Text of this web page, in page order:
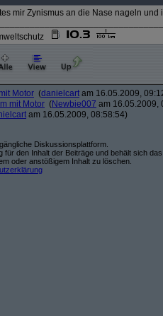
mir Zynismus an die Nase nageln
Motor (danielcart am 16.05.2009,
mit Motor (Newbie007 am 16.05.2009,
am 16.05.2009, 08:58:54)
Diskussionsplattform.
für den Inhalt der Beiträge und behält sich das
oder anstößigem Inhalt zu löschen.